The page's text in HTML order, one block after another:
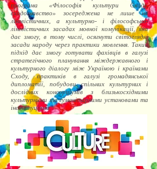
програма «Філософія культури Сходу,
сходознавство» зосереджена не лише на
лінгвістичних, а культурно- і філософсько-
лінгвістичних засадах мовної комунікації, яка
дає змогу, в тому числі, осягнути світоглядні
засади народу через практики мовлення. Такий
підхід дає змогу готувати фахівців в галузі
стратегічного планування міждержавного і
культурного діалогу між Україною і країнами
Сходу, практиків в галузі громадянської
дипломатії, побудови спільних культурних і
дослідних консорціумів з близькосхідними
культурними та гуманітарними установами та
інституціями.